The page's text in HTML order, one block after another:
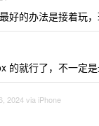
好的办法是接着玩，
的就行了，不一定
2024 via iPhone